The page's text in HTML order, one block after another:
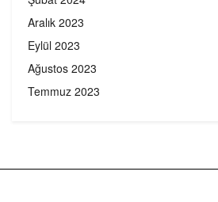
Aralık 2023
Eylül 2023
Ağustos 2023
Temmuz 2023